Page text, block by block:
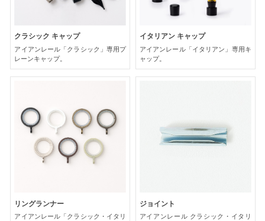
クラシック キャップ
アイアンレール「クラシック」専用プ
レーンキャップ。
イタリアン キャップ
アイアンレール「イタリアン」専用キ
ャップ。
リングランナー
アイアンレール「クラシック・イタリ
ジョイント
アイアンレール クラシック・イタリ